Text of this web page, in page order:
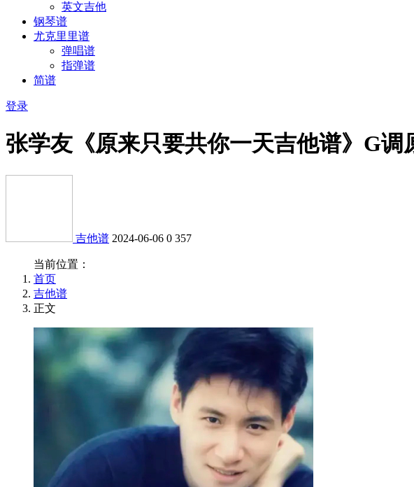
英文吉他
钢琴谱
尤克里里谱
弹唱谱
指弹谱
简谱
登录
张学友《原来只要共你一天吉他谱》G调
吉他谱 2024-06-06 0 357
当前位置：
首页
吉他谱
正文